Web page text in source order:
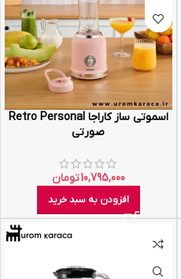
اسموتی ساز کاراجا Retro Personal
صورتی
10,795,000تومان
افزودن به سبد خرید